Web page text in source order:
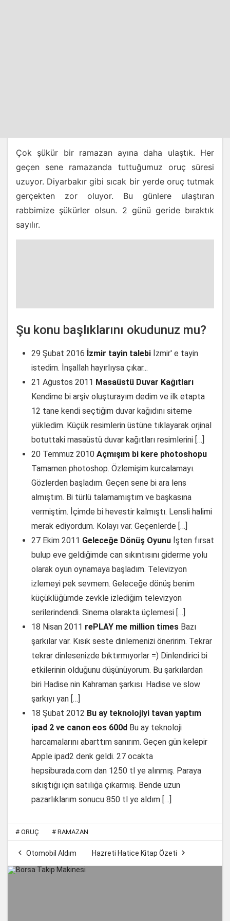
Çok şükür bir ramazan ayına daha ulaştık. Her
geçen sene ramazanda tuttuğumuz oruç süresi
uzuyor. Diyarbakır gibi sıcak bir yerde oruç tutmak
gerçekten zor oluyor. Bu günlere ulaştıran
rabbimize şükürler olsun. 2 günü geride bıraktık
sayılır.
Şu konu başlıklarını okudunuz mu?
29 Şubat 2016 İzmir tayin talebi İzmir' e tayin
istedim. İnşallah hayırlıysa çıkar...
21 Ağustos 2011 Masaüstü Duvar Kağıtları
Kendime bi arşiv oluşturayım dedim ve ilk etapta
12 tane kendi seçtiğim duvar kağıdını siteme
yükledim. Küçük resimlerin üstüne tıklayarak orjinal
botuttaki masaüstü duvar kağıtları resimlerini […]
20 Temmuz 2010 Açmışım bi kere photoshopu
Tamamen photoshop. Özlemişim kurcalamayı.
Gözlerden başladım. Geçen sene bi ara lens
almıştım. Bi türlü talamamıştım ve başkasına
vermiştim. İçimde bi hevestir kalmıştı. Lensli halimi
merak ediyordum. Kolayı var. Geçenlerde […]
27 Ekim 2011 Geleceğe Dönüş Oyunu İşten fırsat
bulup eve geldiğimde can sıkıntısını giderme yolu
olarak oyun oynamaya başladım. Televizyon
izlemeyi pek sevmem. Geleceğe dönüş benim
küçüklüğümde zevkle izlediğim televizyon
serilerindendi. Sinema olarakta üçlemesi […]
18 Nisan 2011 rePLAY me million times Bazı
şarkılar var. Kısık seste dinlemenizi öneririm. Tekrar
tekrar dinlesenizde bıktırmıyorlar =) Dinlendirici bi
etkilerinin olduğunu düşünüyorum. Bu şarkılardan
biri Hadise nin Kahraman şarkısı. Hadise ve slow
şarkıyı yan […]
18 Şubat 2012 Bu ay teknolojiyi tavan yaptım
ipad 2 ve canon eos 600d Bu ay teknoloji
harcamalarını abarttım sanırım. Geçen gün kelepir
Apple ipad2 denk geldi. 27 ocakta
hepsiburada.com dan 1250 tl ye alınmış. Paraya
sıkıştığı için satılığa çıkarmış. Bende uzun
pazarlıklarım sonucu 850 tl ye aldım […]
# ORUÇ # RAMAZAN
 Otomobil Aldım Hazreti Hatice Kitap Özeti 